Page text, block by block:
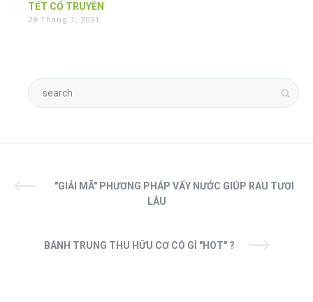
TẾT CỔ TRUYỀN
28 Tháng 1, 2021
"GIẢI MÃ" PHƯƠNG PHÁP VẨY NƯỚC GIÚP RAU TƯƠI
LÂU
BÁNH TRUNG THU HỮU CƠ CÓ GÌ "HOT" ?